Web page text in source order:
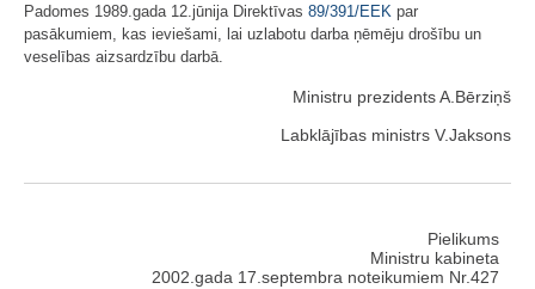
Padomes 1989.gada 12.jūnija Direktīvas 89/391/EEK par
pasākumiem, kas ieviešami, lai uzlabotu darba ņēmēju drošību un
veselības aizsardzību darbā.
Ministru prezidents A.Bērziņš
Labklājības ministrs V.Jaksons
Pielikums
Ministru kabineta
2002.gada 17.septembra noteikumiem Nr.427